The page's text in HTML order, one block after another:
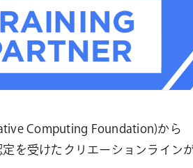
Computing Foundation)から
定を受けたクリエーションライ